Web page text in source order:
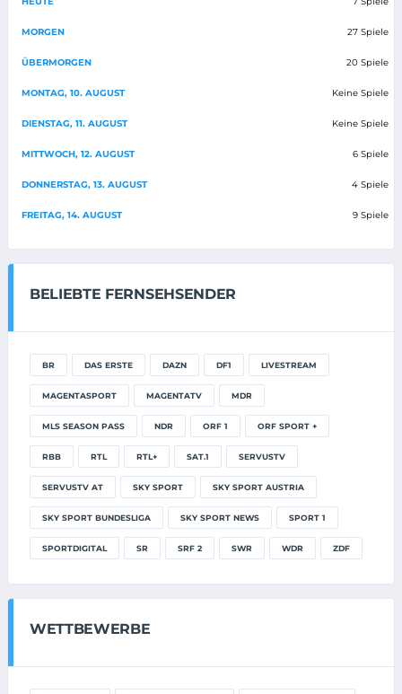
MORGEN 27 Spiele
ÜBERMORGEN 20 Spiele
MONTAG, 10. AUGUST Keine Spiele
DIENSTAG, 11. AUGUST Keine Spiele
MITTWOCH, 12. AUGUST 6 Spiele
DONNERSTAG, 13. AUGUST 4 Spiele
FREITAG, 14. AUGUST 9 Spiele
BELIEBTE FERNSEHSENDER
BR DAS ERSTE DAZN DF1 LIVESTREAM
MAGENTASPORT MAGENTATV MDR
MLS SEASON PASS NDR ORF 1 ORF SPORT +
RBB RTL RTL+ SAT.1 SERVUSTV
SERVUSTV AT SKY SPORT SKY SPORT AUSTRIA
SKY SPORT BUNDESLIGA SKY SPORT NEWS SPORT 1
SPORTDIGITAL SR SRF 2 SWR WDR ZDF
WETTBEWERBE